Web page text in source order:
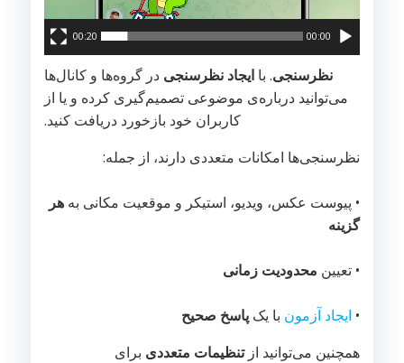
00:00
00:20
نظرسنجی. با ایجاد نظرسنجی در گروه‌ها و کانال‌ها
می‌توانید درباره‌ی موضوعی تصمیم‌گیری کرده و یا از
کاربران خود بازخورد دریافت کنید.
نظرسنجی‌ها امکانات متعددی دارند، از جمله:
• پیوست عکس، ویدیو، استیکر و موقعیت مکانی به هر
گزینه
• تعیین محدودیت زمانی
• ایجاد آزمون با یک پاسخ صحیح
همچنین می‌توانید ازتنظیمات متعددی برای